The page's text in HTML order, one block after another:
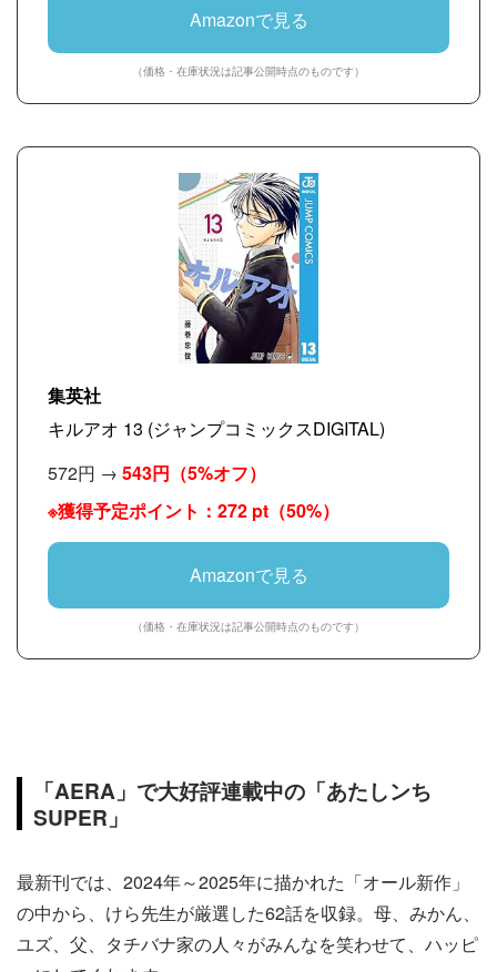
Amazonで見る
（価格・在庫状況は記事公開時点のものです）
集英社
キルアオ 13 (ジャンプコミックスDIGITAL)
572円 → 543円 （5%オフ）
※獲得予定ポイント：272 pt（50%）
Amazonで見る
（価格・在庫状況は記事公開時点のものです）
「AERA」で大好評連載中の「あたしンち
SUPER」
最新刊では、2024年～2025年に描かれた「オール新作」
の中から、けら先生が厳選した62話を収録。母、みかん、
ユズ、父、タチバナ家の人々がみんなを笑わせて、ハッピ